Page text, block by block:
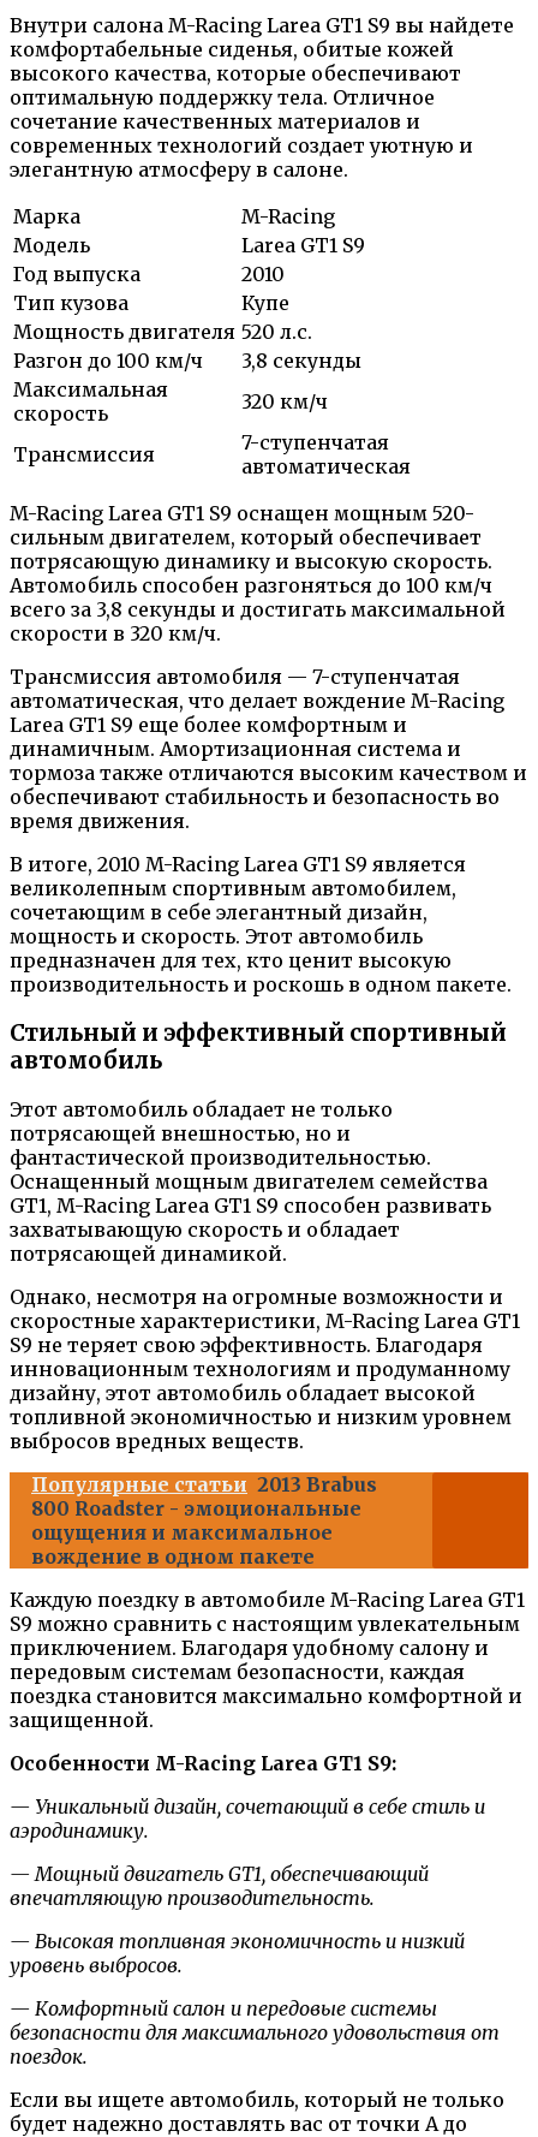
Внутри салона M-Racing Larea GT1 S9 вы найдете
комфортабельные сиденья, обитые кожей
высокого качества, которые обеспечивают
оптимальную поддержку тела. Отличное
сочетание качественных материалов и
современных технологий создает уютную и
элегантную атмосферу в салоне.
Марка
M-Racing
Модель
Larea GT1 S9
Год выпуска
2010
Тип кузова
Купе
Мощность двигателя 520 л.с.
Разгон до 100 км/ч
3,8 секунды
Максимальная
скорость
320 км/ч
Трансмиссия
7-ступенчатая
автоматическая
M-Racing Larea GT1 S9 оснащен мощным 520-
сильным двигателем, который обеспечивает
потрясающую динамику и высокую скорость.
Автомобиль способен разгоняться до 100 км/ч
всего за 3,8 секунды и достигать максимальной
скорости в 320 км/ч.
Трансмиссия автомобиля — 7-ступенчатая
автоматическая, что делает вождение M-Racing
Larea GT1 S9 еще более комфортным и
динамичным. Амортизационная система и
тормоза также отличаются высоким качеством и
обеспечивают стабильность и безопасность во
время движения.
В итоге, 2010 M-Racing Larea GT1 S9 является
великолепным спортивным автомобилем,
сочетающим в себе элегантный дизайн,
мощность и скорость. Этот автомобиль
предназначен для тех, кто ценит высокую
производительность и роскошь в одном пакете.
Стильный и эффективный спортивный
автомобиль
Этот автомобиль обладает не только
потрясающей внешностью, но и
фантастической производительностью.
Оснащенный мощным двигателем семейства
GT1, M-Racing Larea GT1 S9 способен развивать
захватывающую скорость и обладает
потрясающей динамикой.
Однако, несмотря на огромные возможности и
скоростные характеристики, M-Racing Larea GT1
S9 не теряет свою эффективность. Благодаря
инновационным технологиям и продуманному
дизайну, этот автомобиль обладает высокой
топливной экономичностью и низким уровнем
выбросов вредных веществ.
Популярные статьи 2013 Brabus
800 Roadster - эмоциональные
ощущения и максимальное
вождение в одном пакете
Каждую поездку в автомобиле M-Racing Larea GT1
S9 можно сравнить с настоящим увлекательным
приключением. Благодаря удобному салону и
передовым системам безопасности, каждая
поездка становится максимально комфортной и
защищенной.
Особенности M-Racing Larea GT1 S9:
— Уникальный дизайн, сочетающий в себе стиль и
аэродинамику.
— Мощный двигатель GT1, обеспечивающий
впечатляющую производительность.
— Высокая топливная экономичность и низкий
уровень выбросов.
— Комфортный салон и передовые системы
безопасности для максимального удовольствия от
поездок.
Если вы ищете автомобиль, который не только
будет надежно доставлять вас от точки А до